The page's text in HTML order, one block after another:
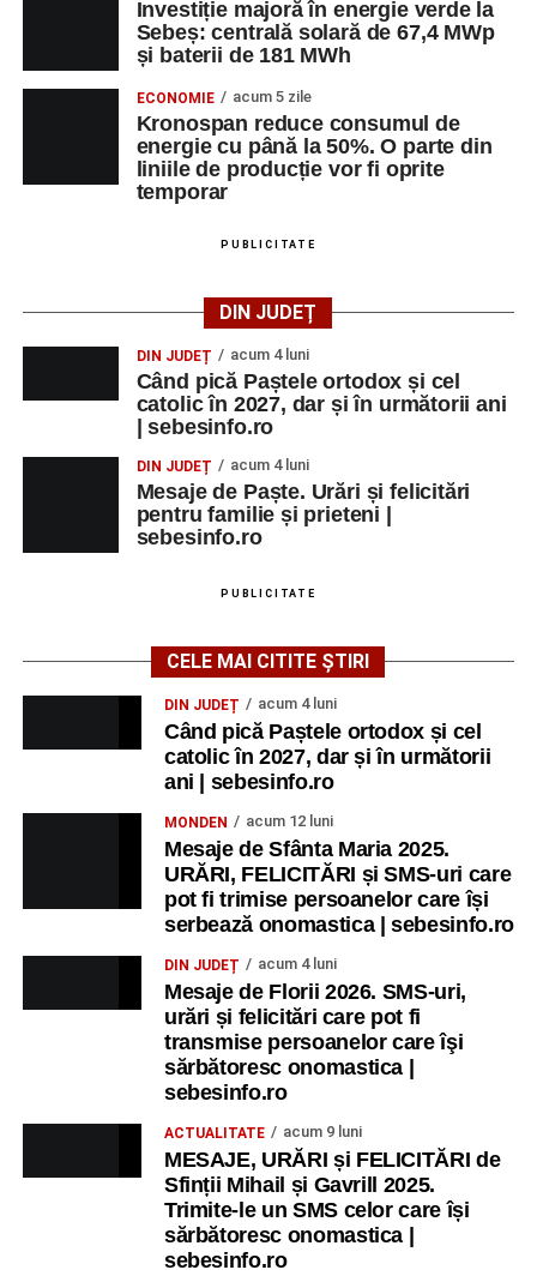
Investiție majoră în energie verde la
Sebeș: centrală solară de 67,4 MWp
și baterii de 181 MWh
ECONOMIE acum 5 zile
Kronospan reduce consumul de
energie cu până la 50%. O parte din
liniile de producție vor fi oprite
temporar
PUBLICITATE
DIN JUDEȚ
DIN JUDEȚ acum 4 luni
Când pică Paștele ortodox și cel
catolic în 2027, dar și în următorii ani
| sebesinfo.ro
DIN JUDEȚ acum 4 luni
Mesaje de Paște. Urări și felicitări
pentru familie și prieteni |
sebesinfo.ro
PUBLICITATE
CELE MAI CITITE ȘTIRI
DIN JUDEȚ acum 4 luni
Când pică Paștele ortodox și cel
catolic în 2027, dar și în următorii
ani | sebesinfo.ro
MONDEN acum 12 luni
Mesaje de Sfânta Maria 2025.
URĂRI, FELICITĂRI și SMS-uri care
pot fi trimise persoanelor care își
serbează onomastica | sebesinfo.ro
DIN JUDEȚ acum 4 luni
Mesaje de Florii 2026. SMS-uri,
urări și felicitări care pot fi
transmise persoanelor care îşi
sărbătoresc onomastica |
sebesinfo.ro
ACTUALITATE acum 9 luni
MESAJE, URĂRI și FELICITĂRI de
Sfinții Mihail și Gavrill 2025.
Trimite-le un SMS celor care își
sărbătoresc onomastica |
sebesinfo.ro